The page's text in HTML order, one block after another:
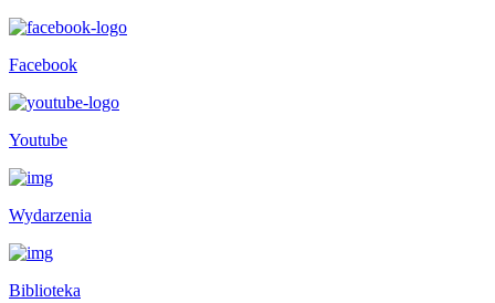
Facebook
Youtube
Wydarzenia
Biblioteka